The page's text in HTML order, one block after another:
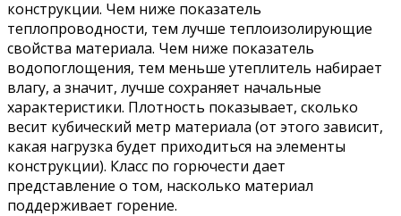
конструкции. Чем ниже показатель
теплопроводности, тем лучше теплоизолирующие
свойства материала. Чем ниже показатель
водопоглощения, тем меньше утеплитель набирает
влагу, а значит, лучше сохраняет начальные
характеристики. Плотность показывает, сколько
весит кубический метр материала (от этого зависит,
какая нагрузка будет приходиться на элементы
конструкции). Класс по горючести дает
представление о том, насколько материал
поддерживает горение.